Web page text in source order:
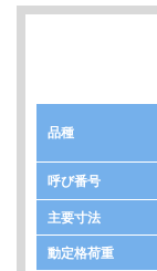
品種
呼び番号
主要寸法
動定格荷重